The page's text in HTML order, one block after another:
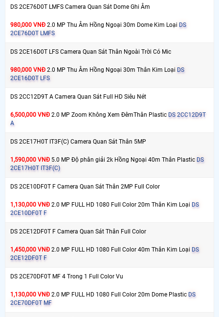
DS 2CE76D0T LMFS Camera Quan Sát Dome Ghi Âm
980,000 VNĐ 2.0 MP Thu Âm Hồng Ngoại 30m Dome Kim Loại DS
2CE76D0T LMFS
DS 2CE16D0T LFS Camera Quan Sát Thân Ngoài Trời Có Mic
980,000 VNĐ 2.0 MP Thu Âm Hồng Ngoại 30m Thân Kim Loại DS
2CE16D0T LFS
DS 2CC12D9T A Camera Quan Sát Full HD Siêu Nét
6,500,000 VNĐ 2.0 MP Zoom Không Xem ĐêmThân Plastic DS 2CC12D9T
A
DS 2CE17H0T IT3F(C) Camera Quan Sát Thân 5MP
1,590,000 VNĐ 5.0 MP Độ phân giải 2k Hồng Ngoại 40m Thân Plastic DS
2CE17H0T IT3F(C)
DS 2CE10DF0T F Camera Quan Sát Thân 2MP Full Color
1,130,000 VNĐ 2.0 MP FULL HD 1080 Full Color 20m Thân Kim Loại DS
2CE10DF0T F
DS 2CE12DF0T F Camera Quan Sát Thân Full Color
1,450,000 VNĐ 2.0 MP FULL HD 1080 Full Color 40m Thân Kim Loại DS
2CE12DF0T F
DS 2CE70DF0T MF 4 Trong 1 Full Color Vu
1,130,000 VNĐ 2.0 MP FULL HD 1080 Full Color 20m Dome Plastic DS
2CE70DF0T MF